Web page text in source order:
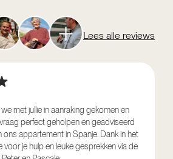
Lees alle reviews
met jullie in aanraking gekomen en
perfect geholpen en geadviseerd
ons appartement in Spanje. Dank in het
voor je hulp en leuke gesprekken via de